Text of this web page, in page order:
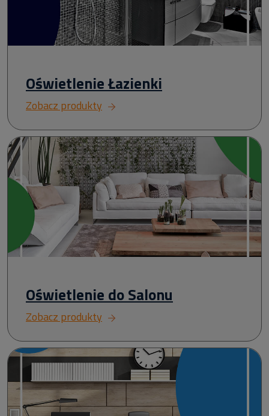
Oświetlenie Łazienki
Zobacz produkty
Oświetlenie do Salonu
Zobacz produkty